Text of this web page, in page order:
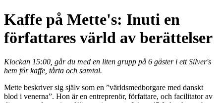
Kaffe på Mette's: Inuti en
författares värld av berättelser
Klockan 15:00, går du med en liten grupp på 6 gäster i ett Silver's
hem för kaffe, tårta och samtal.
Mette beskriver sig själv som en ”världsmedborgare med danskt
blod i venerna”. Hon är en entreprenör, författare, och facilitator av